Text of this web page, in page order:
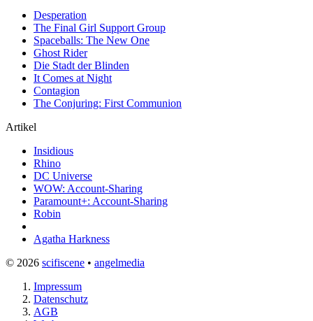
Desperation
The Final Girl Support Group
Spaceballs: The New One
Ghost Rider
Die Stadt der Blinden
It Comes at Night
Contagion
The Conjuring: First Communion
Artikel
Insidious
Rhino
DC Universe
WOW: Account-Sharing
Paramount+: Account-Sharing
Robin
Agatha Harkness
© 2026 scifiscene • angelmedia
Impressum
Datenschutz
AGB